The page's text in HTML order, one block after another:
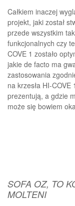
Całkiem inaczej
projekt, jaki został
przede wszystkim
funkcjonalnych czy
COVE 1 zostało
jakie de facto ma
zastosowania
na krzesła HI-
prezentują, a gdzie
może się bowiem
SOFA OZ, TO
MOLTENI